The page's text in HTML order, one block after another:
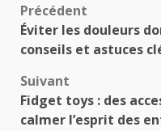
Navigation
d’article
Précédent
Éviter les douleurs
conseils et astuces
Suivant
Fidget toys : des
calmer l’esprit des